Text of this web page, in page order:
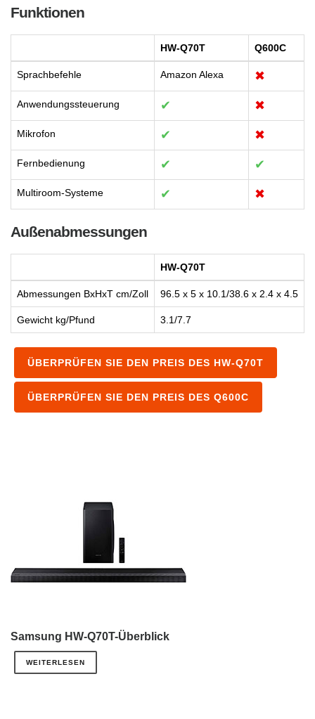
Funktionen
HW-Q70T Q600C
Sprachbefehle Amazon Alexa ✖
Anwendungssteuerung ✔ ✖
Mikrofon ✔ ✖
Fernbedienung ✔ ✔
Multiroom-Systeme ✔ ✖
Außenabmessungen
HW-Q70T
Abmessungen BxHxT cm/Zoll 96.5 x 5 x 10.1/38.6 x 2.4 x 4.5
Gewicht kg/Pfund 3.1/7.7
ÜBERPRÜFEN SIE DEN PREIS DES HW-Q70T
ÜBERPRÜFEN SIE DEN PREIS DES Q600C
Samsung HW-Q70T-Überblick
WEITERLESEN